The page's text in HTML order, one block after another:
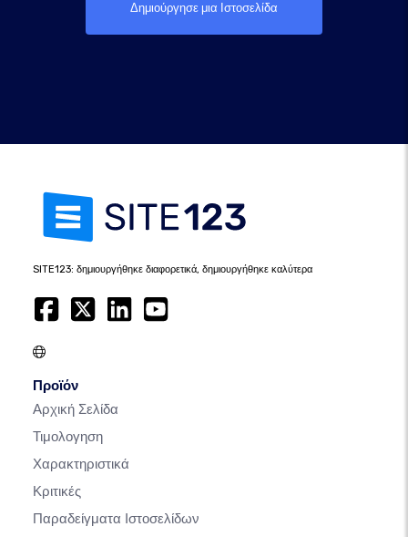
Δημιούργησε μια Ιστοσελίδα
SITE123: δημιουργήθηκε διαφορετικά, δημιουργήθηκε καλύτερα
Προϊόν
Αρχική Σελίδα
Τιμολογηση
Χαρακτηριστικά
Κριτικές
Παραδείγματα Ιστοσελίδων